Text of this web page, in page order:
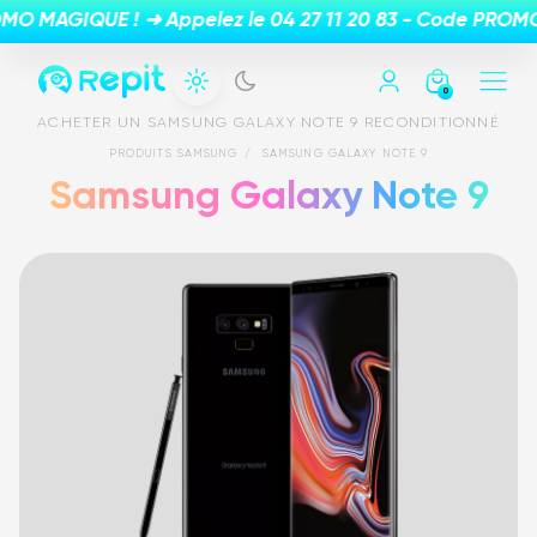
0
ACHETER UN SAMSUNG GALAXY NOTE 9 RECONDITIONNÉ
PRODUITS SAMSUNG SAMSUNG GALAXY NOTE 9
Samsung Galaxy Note 9